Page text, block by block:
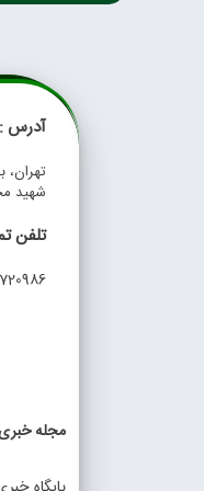
آدرس :
تهران،
شهید
تلفن
021-22454492
مجله